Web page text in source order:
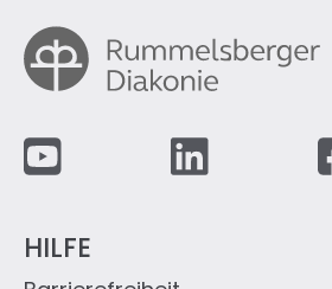
n
i
l
Fußzeile
HILFE